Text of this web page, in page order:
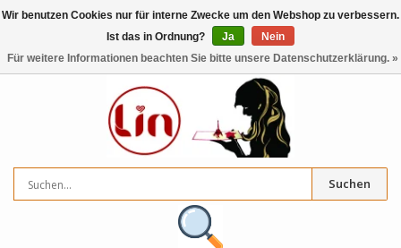
artikel
Suchen
Wir benutzen Cookies nur für interne Zwecke um den Webshop zu verbessern.
Ist das in Ordnung?
Ja
Nein
Für weitere Informationen beachten Sie bitte unsere Datenschutzerklärung. »